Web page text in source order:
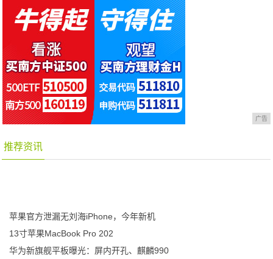
广告
推荐资讯
苹果官方泄漏无刘海iPhone，今年新机
13寸苹果MacBook Pro 202
华为新旗舰平板曝光：屏内开孔、麒麟990